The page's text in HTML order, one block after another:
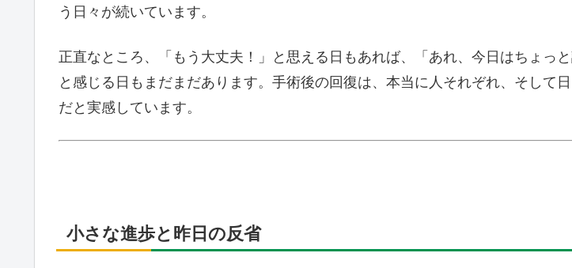
う日々が続いています。
正直なところ、「もう大丈夫！」と思える日もあれば、「あれ、今日はちょっ
と感じる日もまだまだあります。手術後の回復は、本当に人それぞれ、そして
だと実感しています。
小さな進歩と昨日の反省